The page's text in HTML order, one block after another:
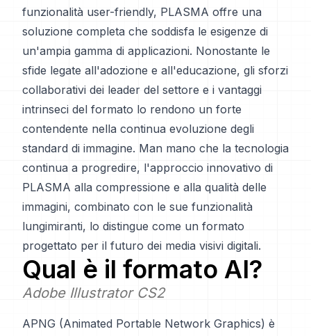
funzionalità user-friendly, PLASMA offre una
soluzione completa che soddisfa le esigenze di
un'ampia gamma di applicazioni. Nonostante le
sfide legate all'adozione e all'educazione, gli sforzi
collaborativi dei leader del settore e i vantaggi
intrinseci del formato lo rendono un forte
contendente nella continua evoluzione degli
standard di immagine. Man mano che la tecnologia
continua a progredire, l'approccio innovativo di
PLASMA alla compressione e alla qualità delle
immagini, combinato con le sue funzionalità
lungimiranti, lo distingue come un formato
progettato per il futuro dei media visivi digitali.
Qual è il formato AI?
Adobe Illustrator CS2
APNG (Animated Portable Network Graphics) è